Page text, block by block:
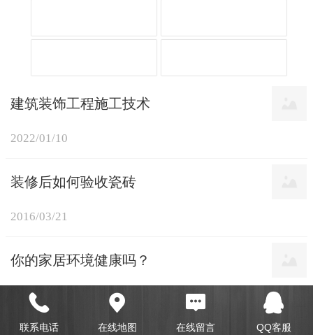
建筑装饰工程施工技术
2022/01/10
装修后如何验收瓷砖
2016/03/21
你的家居环境健康吗？
2016/03/21
Top
联系电话 在线地图 在线留言 QQ客服